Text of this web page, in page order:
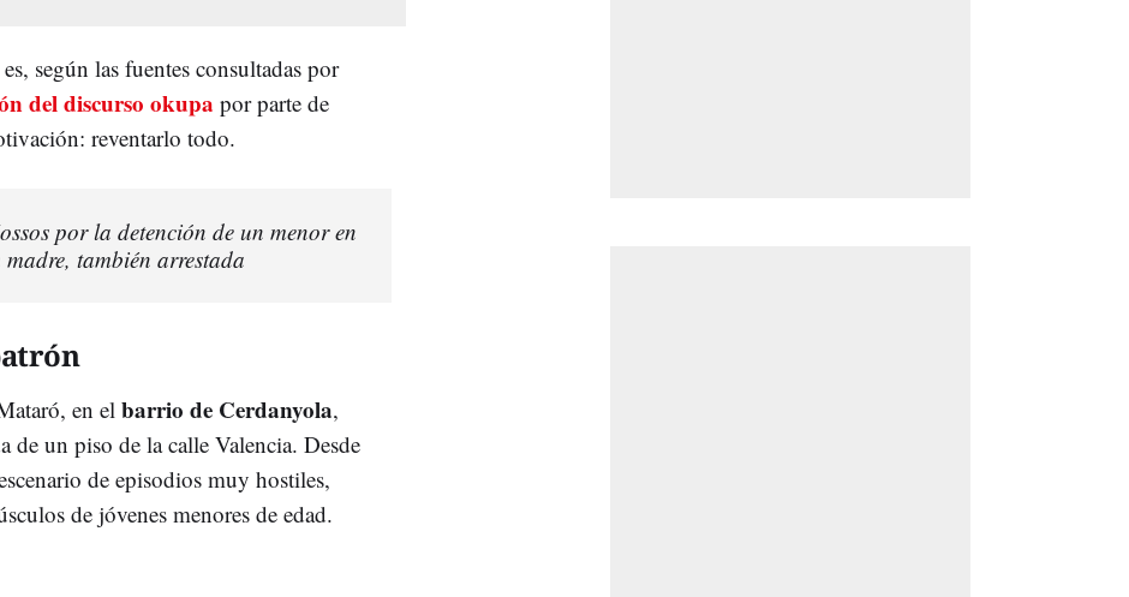
es, según las fuentes consultadas por
del discurso okupa por parte de
reventarlo todo.
por la detención de un menor en
también arrestada
en el barrio de Cerdanyola,
un piso de la calle Valencia. Desde
de episodios muy hostiles,
de jóvenes menores de edad.